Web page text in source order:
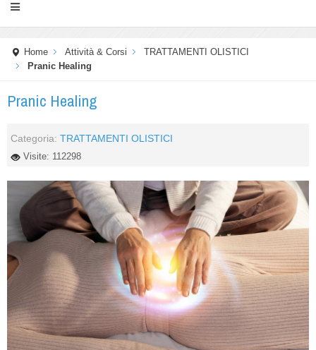
Home Attività & Corsi
TRATTAMENTI OLISTICI
Pranic Healing
Pranic Healing
Categoria: TRATTAMENTI OLISTICI
Visite: 112298